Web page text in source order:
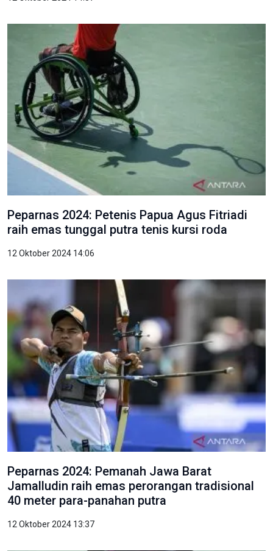
Peparnas 2024: Petenis Papua Agus Fitriadi
raih emas tunggal putra tenis kursi roda
12 Oktober 2024 14:06
Peparnas 2024: Pemanah Jawa Barat
Jamalludin raih emas perorangan tradisional
40 meter para-panahan putra
12 Oktober 2024 13:37